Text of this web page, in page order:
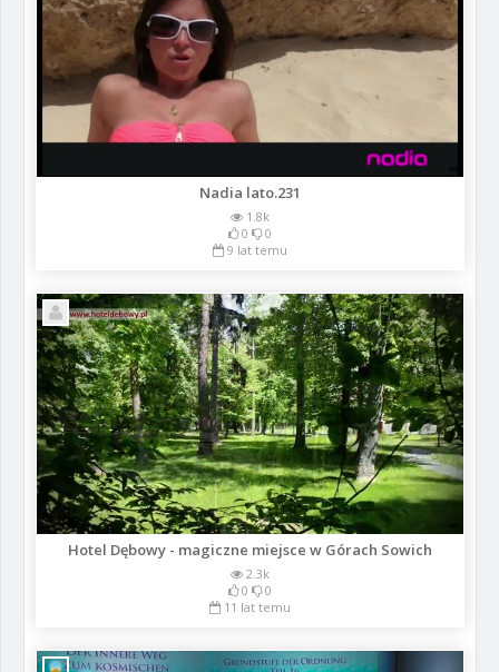
Nadia lato.231
1.8k
0
0
9 lat temu
Hotel Dębowy - magiczne miejsce w Górach Sowich
2.3k
0
0
11 lat temu